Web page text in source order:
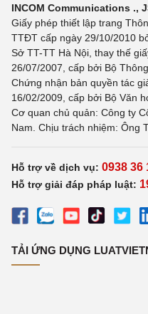
INCOM Communications .,
Giấy phép thiết lập trang
TTĐT cấp ngày 29/10/2010
Sở TT-TT Hà Nội, thay thế
26/07/2007, cấp bởi Bộ
Chứng nhận bản quyền tác
16/02/2009, cấp bởi Bộ Văn
Cơ quan chủ quản: Công ty
Nam. Chịu trách nhiệm: Ông
Hỗ trợ về dịch vụ: 0938 36
Hỗ trợ giải đáp pháp luật:
TẢI ỨNG DỤNG